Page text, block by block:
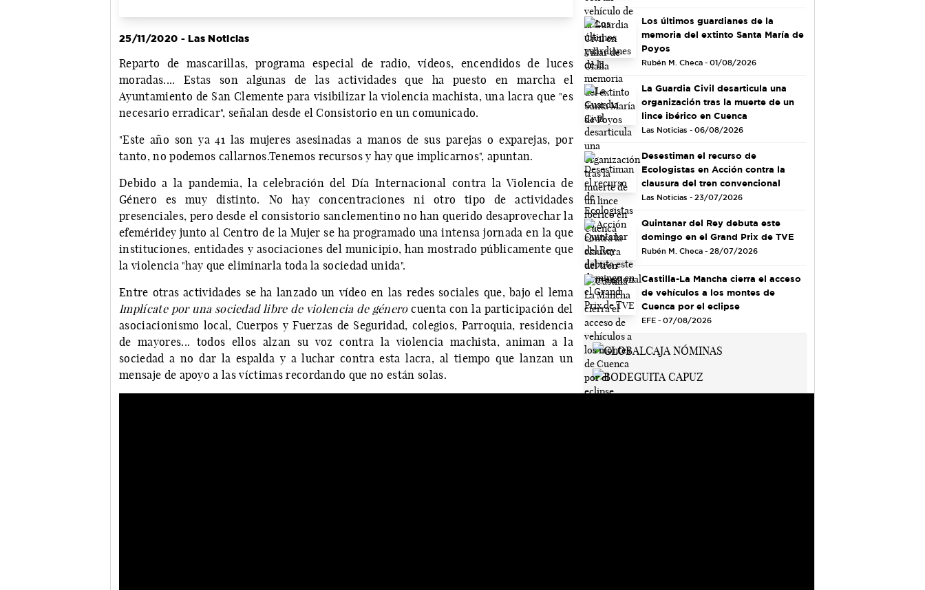
25/11/2020 - Las Noticias
Reparto de mascarillas, programa especial de radio, vídeos, encendidos de luces
moradas.... Estas son algunas de las actividades que ha puesto en marcha el
Ayuntamiento de San Clemente para visibilizar la violencia machista, una lacra que "es
necesario erradicar", señalan desde el Consistorio en un comunicado.
"Este año son ya 41 las mujeres asesinadas a manos de sus parejas o exparejas, por
tanto, no podemos callarnos.Tenemos recursos y hay que implicarnos", apuntan.
Debido a la pandemia, la celebración del Día Internacional contra la Violencia de
Género es muy distinto. No hay concentraciones ni otro tipo de actividades
presenciales, pero desde el consistorio sanclementino no han querido desaprovechar la
efeméridey junto al Centro de la Mujer se ha programado una intensa jornada en la que
instituciones, entidades y asociaciones del municipio, han mostrado públicamente que
la violencia "hay que eliminarla toda la sociedad unida".
Entre otras actividades se ha lanzado un vídeo en las redes sociales que, bajo el lema
Implícate por una sociedad libre de violencia de génerocuenta con la participación del
asociacionismo local, Cuerpos y Fuerzas de Seguridad, colegios, Parroquia, residencia
de mayores... todos ellos alzan su voz contra la violencia machista, animan a la
sociedad a no dar la espalda y a luchar contra esta lacra, al tiempo que lanzan un
mensaje de apoyo a las víctimas recordando que no están solas.
Los últimos guardianes de la
memoria del extinto Santa María de
Poyos
Rubén M. Checa - 01/08/2026
La Guardia Civil desarticula una
organización tras la muerte de un
lince ibérico en Cuenca
Las Noticias - 06/08/2026
Desestiman el recurso de
Ecologistas en Acción contra la
clausura del tren convencional
Las Noticias - 23/07/2026
Quintanar del Rey debuta este
domingo en el Grand Prix de TVE
Rubén M. Checa - 28/07/2026
Castilla-La Mancha cierra el acceso
de vehículos a los montes de
Cuenca por el eclipse
EFE - 07/08/2026